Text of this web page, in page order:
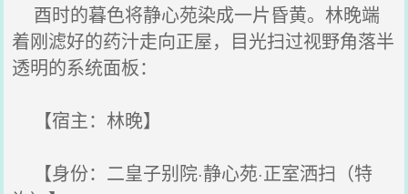
酉时的暮色将静心苑染成一片昏黄。林晚端
着刚滤好的药汁走向正屋，目光扫过视野角落半
透明的系统面板：
【宿主：林晚】
【身份：二皇子别院·静心苑·正室洒扫（特